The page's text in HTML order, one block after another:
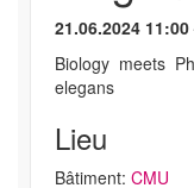
21.06.2024
Biology meets
elegans
Lieu
Bâtiment: CMU